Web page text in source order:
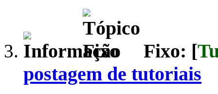
Fixo: [
postagem de tutoriais